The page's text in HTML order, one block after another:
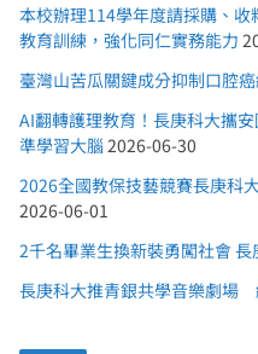
本校辦理114學年度請採購、
教育訓練，強化同仁實務能力
臺灣山苦瓜關鍵成分抑制口腔
AI翻轉護理教育！長庚科大攜
準學習大腦 2026-06-30
2026全國教保技藝競賽長庚
2026-06-01
2千名畢業生換新裝勇闖社會
長庚科大推青銀共學音樂劇場